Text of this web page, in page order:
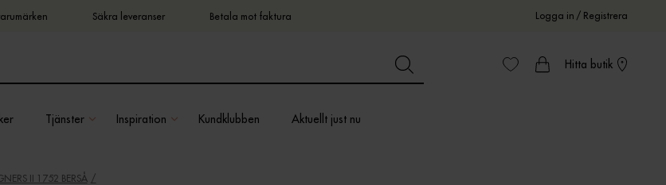
Säkra leveranser Betala mot faktura Logga in / Registrera
Hitta butik
Tjänster Inspiration Kundklubben Aktuellt just nu
II 1752 BERSÅ